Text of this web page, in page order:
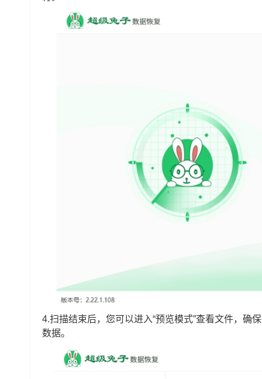
4.扫描结束后，您可以进入“预览模式”查看文件，确
数据。